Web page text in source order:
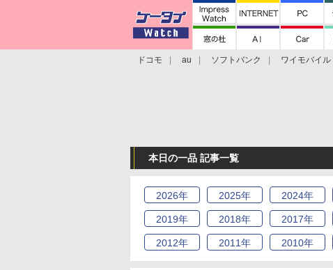
ドコモ au ソフトバンク ワイモバイル
本日の一品 記事一覧
2026年 2025年 2024年
2019年 2018年 2017年
2012年 2011年 2010年